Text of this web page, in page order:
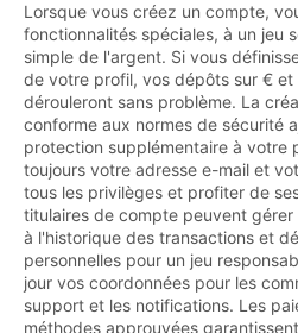
Lorsque vous créez un compte,
fonctionnalités spéciales, à un jeu
simple de l'argent. Si vous
de votre profil, vos dépôts sur €
dérouleront sans problème. La
conforme aux normes de sécurité
protection supplémentaire à votre
toujours votre adresse e-mail et
tous les privilèges et profiter de
titulaires de compte peuvent
à l'historique des transactions et
personnelles pour un jeu
jour vos coordonnées pour les
support et les notifications. Les
méthodes approuvées